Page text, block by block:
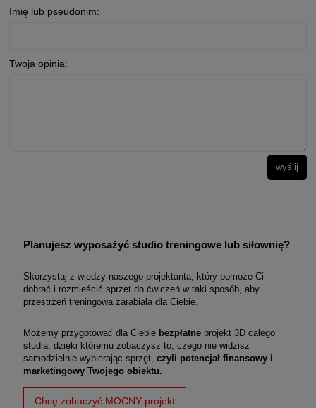
Imię lub pseudonim:
Twoja opinia:
wyślij
Planujesz wyposażyć studio treningowe lub siłownię?
Skorzystaj z wiedzy naszego projektanta, który pomoże Ci
dobrać i rozmieścić sprzęt do ćwiczeń w taki sposób, aby
przestrzeń treningowa zarabiała dla Ciebie.
Możemy przygotować dla Ciebie bezpłatne projekt 3D całego
studia, dzięki któremu zobaczysz to, czego nie widzisz
samodzielnie wybierając sprzęt, czyli potencjał finansowy i
marketingowy Twojego obiektu.
Chcę zobaczyć MOCNY projekt